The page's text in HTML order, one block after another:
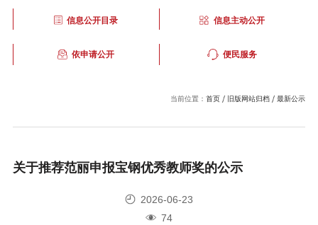
信息公开目录 信息主动公开
依申请公开 便民服务
当前位置：首页 旧版网站归档 最新公示
关于推荐范丽申报宝钢优秀教师奖的公示
2026-06-23
74